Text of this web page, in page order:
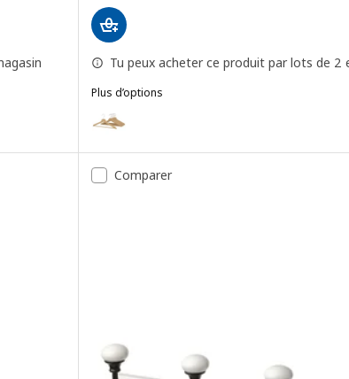
Tu peux acheter ce produit par lots de 2
Plus d’options
Option: BUMERANG, Cintre, naturel
Option: BUMERANG, Cintre, noir
Comparer